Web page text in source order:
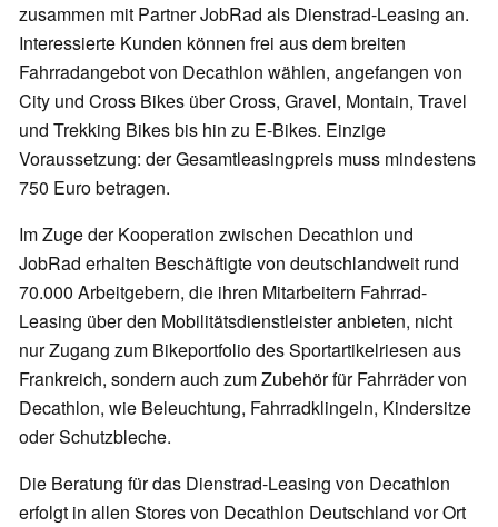
zusammen mit Partner JobRad als Dienstrad-Leasing an.
Interessierte Kunden können frei aus dem breiten
Fahrradangebot von Decathlon wählen, angefangen von
City und Cross Bikes über Cross, Gravel, Montain, Travel
und Trekking Bikes bis hin zu E-Bikes. Einzige
Voraussetzung: der Gesamtleasingpreis muss mindestens
750 Euro betragen.
Im Zuge der Kooperation zwischen Decathlon und
JobRad erhalten Beschäftigte von deutschlandweit rund
70.000 Arbeitgebern, die ihren Mitarbeitern Fahrrad-
Leasing über den Mobilitätsdienstleister anbieten, nicht
nur Zugang zum Bikeportfolio des Sportartikelriesen aus
Frankreich, sondern auch zum Zubehör für Fahrräder von
Decathlon, wie Beleuchtung, Fahrradklingeln, Kindersitze
oder Schutzbleche.
Die Beratung für das Dienstrad-Leasing von Decathlon
erfolgt in allen Stores von Decathlon Deutschland vor Ort